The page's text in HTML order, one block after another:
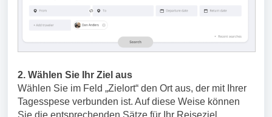
2. Wählen Sie Ihr Ziel aus
Wählen Sie im Feld „Zielort“ den Ort aus, der mit Ihrer
Tagesspese verbunden ist. Auf diese Weise können
Sie die entsprechenden Sätze für Ihr Reiseziel